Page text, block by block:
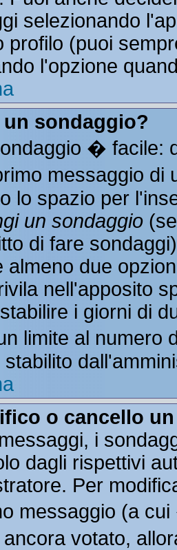
selezionando
profilo (puoi
l'opzione
un sondaggio?
� facile:
messaggio
lo spazio per
un sondaggio
di fare
almeno due
nell'apposito
i giorni di
limite al numero
o cancello
i
dagli rispettivi
Per
messaggio (a
votato,